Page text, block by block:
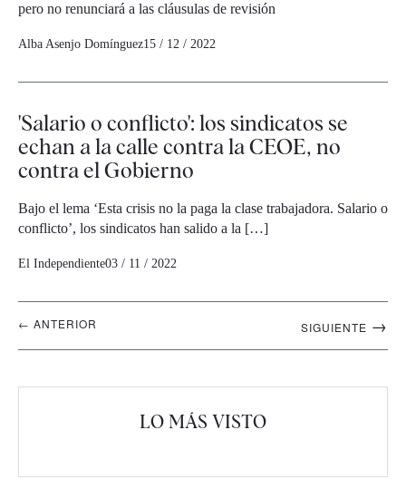
pero no renunciará a las cláusulas de revisión
Alba Asenjo Domínguez15 / 12 / 2022
'Salario o conflicto': los sindicatos se
echan a la calle contra la CEOE, no
contra el Gobierno
Bajo el lema ‘Esta crisis no la paga la clase trabajadora. Salario o
conflicto’, los sindicatos han salido a la […]
El Independiente03 / 11 / 2022
Navegación
artículos
SIGUIENTE →
← ANTERIOR
LO MÁS VISTO